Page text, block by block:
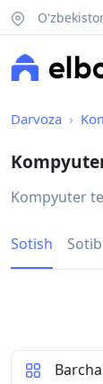
Darvoza
Kompyuter
Sotish